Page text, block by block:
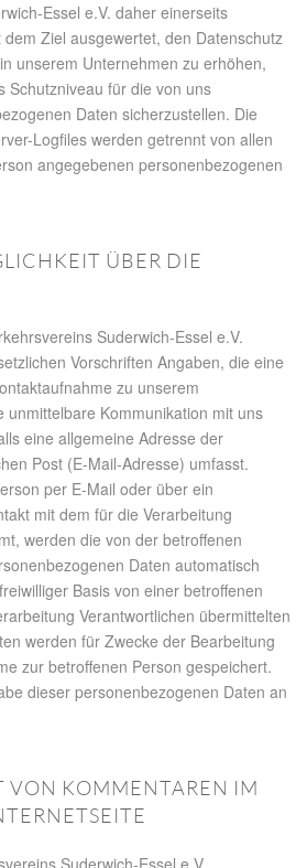
Essel e.V. daher einerseits
Ziel ausgewertet, den Datenschutz
unserem Unternehmen zu erhöhen,
Schutzniveau für die von uns
Daten sicherzustellen. Die
Logfiles werden getrennt von allen
angegebenen personenbezogenen
ÜBER DIE
Suderwich-Essel e.V.
Vorschriften Angaben, die eine
zu unserem
unmittelbare Kommunikation mit uns
eine allgemeine Adresse der
Post (E-Mail-Adresse) umfasst.
per E-Mail oder über ein
mit dem für die Verarbeitung
werden die von der betroffenen
Daten automatisch
Basis von einer betroffenen
Verantwortlichen übermittelten
werden für Zwecke der Bearbeitung
zur betroffenen Person gespeichert.
dieser personenbezogenen Daten an
VON KOMMENTAREN IM
Suderwich-Essel e.V.